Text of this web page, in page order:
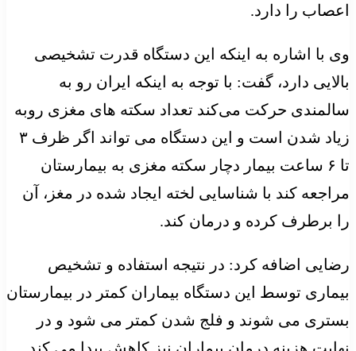
اعصاب را دارد.
وی با اشاره به اینکه این دستگاه قدرت تشخیصی
بالایی دارد، گفت: با توجه به اینکه ایران رو به
سالمندی حرکت می‌کند تعداد سکته های مغزی روبه
زیاد شدن است و این دستگاه می تواند اگر ظرف ۳
تا ۶ ساعت بیمار دچار سکته مغزی به بیمارستان
مراجعه کند با شناسایی لخته ایجاد شده در مغز، آن
را برطرف کرده و درمان کند.
رضایی اضافه کرد: در نتیجه استفاده و تشخیص
بیماری توسط این دستگاه بیماران کمتر در بیمارستان
بستری می شوند و فلج شدن کمتر می شود و در
نهایت هزینه درمان بیماران نیز کاهش پیدا می کند.